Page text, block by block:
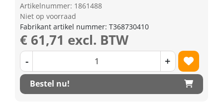
Artikelnummer: 1861488
Niet op voorraad
Fabrikant artikel nummer: T368730410
€ 61,71 excl. BTW
- +
Bestel nu!